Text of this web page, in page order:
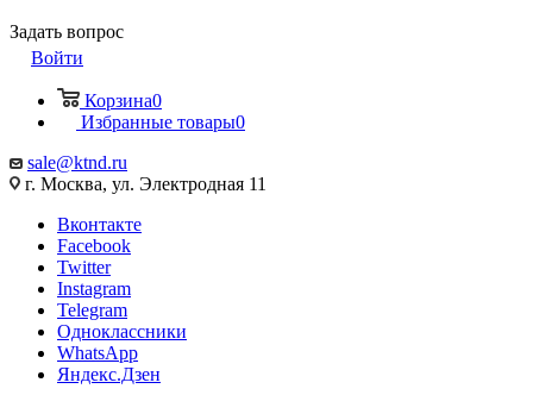
Задать вопрос
Войти
Корзина0
Избранные товары0
sale@ktnd.ru
г. Москва, ул. Электродная 11
Вконтакте
Facebook
Twitter
Instagram
Telegram
Одноклассники
WhatsApp
Яндекс.Дзен